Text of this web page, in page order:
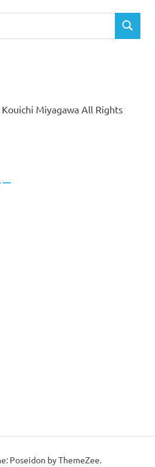
検
Miyagawa All Rights
Poseidon by ThemeZee.